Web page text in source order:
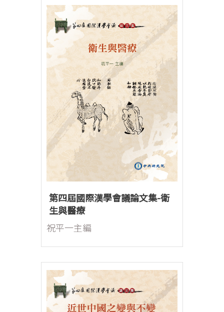
第四屆國際漢學會議論文集-衛
生與醫療
祝平一主編